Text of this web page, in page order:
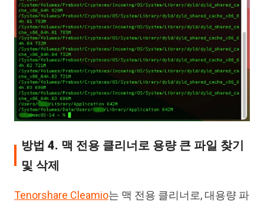
방법 4. 맥 전용 클리너로 용량 큰 파일 찾기
및 삭제
Tenorshare Cleamio는 맥 전용 클리너로, 대용량 파